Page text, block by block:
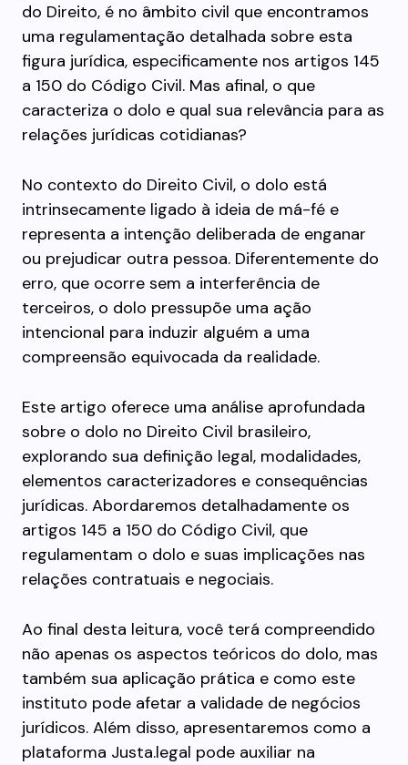
do Direito, é no âmbito civil que encontramos
uma regulamentação detalhada sobre esta
figura jurídica, especificamente nos artigos 145
a 150 do Código Civil. Mas afinal, o que
caracteriza o dolo e qual sua relevância para as
relações jurídicas cotidianas?
No contexto do Direito Civil, o dolo está
intrinsecamente ligado à ideia de má-fé e
representa a intenção deliberada de enganar
ou prejudicar outra pessoa. Diferentemente do
erro, que ocorre sem a interferência de
terceiros, o dolo pressupõe uma ação
intencional para induzir alguém a uma
compreensão equivocada da realidade.
Este artigo oferece uma análise aprofundada
sobre o dolo no Direito Civil brasileiro,
explorando sua definição legal, modalidades,
elementos caracterizadores e consequências
jurídicas. Abordaremos detalhadamente os
artigos 145 a 150 do Código Civil, que
regulamentam o dolo e suas implicações nas
relações contratuais e negociais.
Ao final desta leitura, você terá compreendido
não apenas os aspectos teóricos do dolo, mas
também sua aplicação prática e como este
instituto pode afetar a validade de negócios
jurídicos. Além disso, apresentaremos como a
plataforma Justa.legal pode auxiliar na